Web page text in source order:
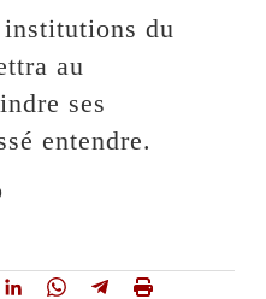
institutions du
au
ses
entendre.